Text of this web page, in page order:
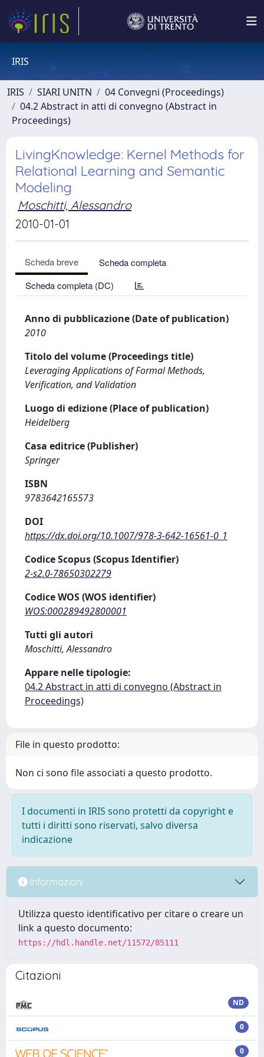
IRIS
IRIS SIARI UNITN
04 Convegni (Proceedings)
04.2 Abstract in atti di convegno (Abstract in
Proceedings)
LivingKnowledge: Kernel Methods for
Relational Learning and Semantic
Modeling
Moschitti, Alessandro
2010-01-01
Scheda breve
Scheda completa
Scheda completa (DC)
Anno di pubblicazione (Date of publication)
2010
Titolo del volume (Proceedings title)
Leveraging Applications of Formal Methods,
Verification, and Validation
Luogo di edizione (Place of publication)
Heidelberg
Casa editrice (Publisher)
Springer
ISBN
9783642165573
DOI
https://dx.doi.org/10.1007/978-3-642-16561-0_1
Codice Scopus (Scopus Identifier)
2-s2.0-78650302279
Codice WOS (WOS identifier)
WOS:000289492800001
Tutti gli autori
Moschitti, Alessandro
Appare nelle tipologie:
04.2 Abstract in atti di convegno (Abstract in
Proceedings)
File in questo prodotto:
Non ci sono file associati a questo prodotto.
I documenti in IRIS sono protetti da copyright e
tutti i diritti sono riservati, salvo diversa
indicazione
Informazioni
Utilizza questo identificativo per citare o creare un
link a questo documento:
https://hdl.handle.net/11572/85111
Citazioni
ND
0
0